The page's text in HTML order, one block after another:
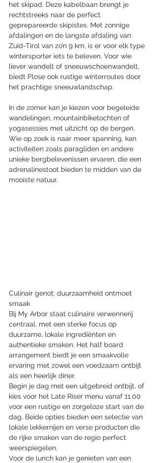
het skipad. Deze kabelbaan brengt je
rechtstreeks naar de perfect
geprepareerde skipistes. Met zonnige
afdalingen en de langste afdaling van
Zuid-Tirol van zo’n 9 km, is er voor elk type
wintersporter iets te beleven. Voor wie
liever wandelt of sneeuwschoenwandelt,
biedt Plose ook rustige winterroutes door
het prachtige sneeuwlandschap.
In de zomer kan je kiezen voor begeleide
wandelingen, mountainbiketochten of
yogasessies met uitzicht op de bergen.
Wie op zoek is naar meer spanning, kan
activiteiten zoals paragliden en andere
unieke bergbelevenissen ervaren, die een
adrenalinestoot bieden te midden van de
mooiste natuur.
Culinair genot: duurzaamheid ontmoet
smaak
Bij My Arbor staat culinaire verwennerij
centraal, met een sterke focus op
duurzame, lokale ingrediënten en
authentieke smaken. Het half board
arrangement biedt je een smaakvolle
ervaring met zowel een voedzaam ontbijt
als een heerlijk diner.
Begin je dag met een uitgebreid ontbijt, of
kies voor het Late Riser menu vanaf 11.00
voor een rustige en zorgeloze start van de
dag. Beide opties bieden een selectie van
lokale lekkernijen en verse producten die
de rijke smaken van de regio perfect
weerspiegelen.
Voor de lunch kan je genieten van een